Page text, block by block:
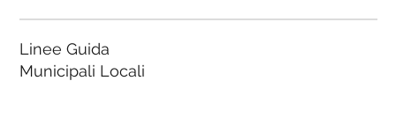
Linee Guida
Municipali Locali